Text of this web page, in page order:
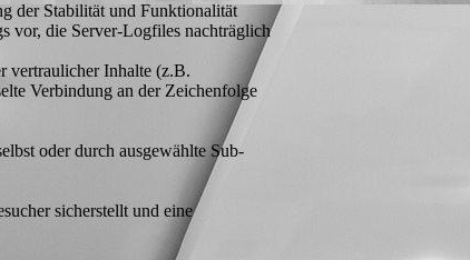
der Stabilität und Funktionalität
vor, die Server-Logfiles nachträglich
vertraulicher Inhalte (z.B.
Verbindung an der Zeichenfolge
oder durch ausgewählte Sub-
sicherstellt und eine